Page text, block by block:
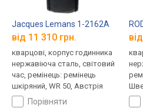
Jacques Lemans 1-2162A
від 11 310 грн.
кварцові, корпус годинника
нержавіюча сталь, світовий
час, ремінець: ремінець
шкіряний, WR 50, Австрія
порівняти